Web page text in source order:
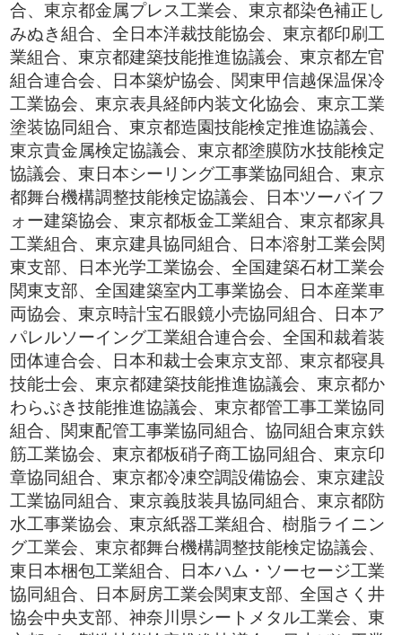
合、東京都金属プレス工業会、東京都染色補正し
みぬき組合、全日本洋裁技能協会、東京都印刷工
業組合、東京都建築技能推進協議会、東京都左官
組合連合会、日本築炉協会、関東甲信越保温保冷
工業協会、東京表具経師内装文化協会、東京工業
塗装協同組合、東京都造園技能検定推進協議会、
東京貴金属検定協議会、東京都塗膜防水技能検定
協議会、東日本シーリング工事業協同組合、東京
都舞台機構調整技能検定協議会、日本ツーバイフ
ォー建築協会、東京都板金工業組合、東京都家具
工業組合、東京建具協同組合、日本溶射工業会関
東支部、日本光学工業協会、全国建築石材工業会
関東支部、全国建築室内工事業協会、日本産業車
両協会、東京時計宝石眼鏡小売協同組合、日本ア
パレルソーイング工業組合連合会、全国和裁着装
団体連合会、日本和裁士会東京支部、東京都寝具
技能士会、東京都建築技能推進協議会、東京都か
わらぶき技能推進協議会、東京都管工事工業協同
組合、関東配管工事業協同組合、協同組合東京鉄
筋工業協会、東京都板硝子商工協同組合、東京印
章協同組合、東京都冷凍空調設備協会、東京建設
工業協同組合、東京義肢装具協同組合、東京都防
水工事業協会、東京紙器工業組合、樹脂ライニン
グ工業会、東京都舞台機構調整技能検定協議会、
東日本梱包工業組合、日本ハム・ソーセージ工業
協同組合、日本厨房工業会関東支部、全国さく井
協会中央支部、神奈川県シートメタル工業会、東